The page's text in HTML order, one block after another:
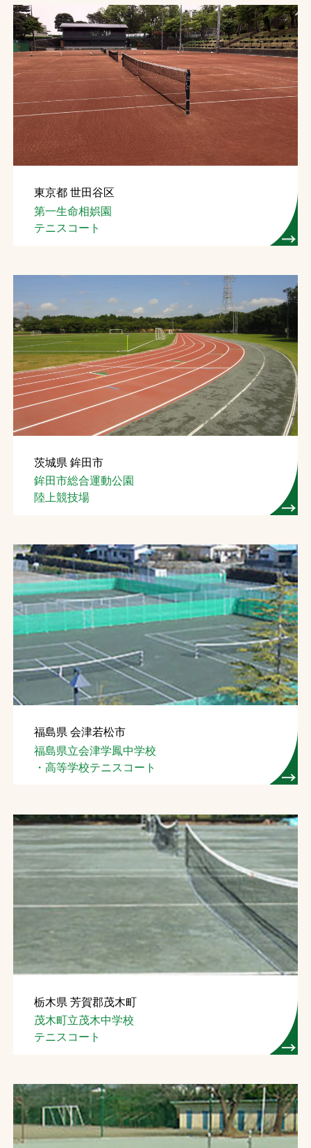
文字の見えづらさや操作にお困りの方へ
東京都 世田谷区
第一生命相娯園
テニスコート
茨城県 鉾田市
鉾田市総合運動公園
陸上競技場
福島県 会津若松市
福島県立会津学鳳中学校
・高等学校テニスコート
栃木県 芳賀郡茂木町
茂木町立茂木中学校
テニスコート